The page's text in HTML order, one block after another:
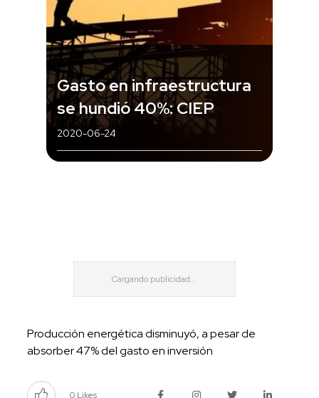
Gasto en infraestructura
se hundió 40%: CIEP
2020-06-24
Producción energética disminuyó, a pesar de
absorber 47% del gasto en inversión
0 Likes